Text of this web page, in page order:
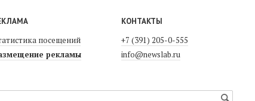
посещений
рекламы
КОНТАКТЫ
+7 (391) 205-0-555
info@newslab.ru